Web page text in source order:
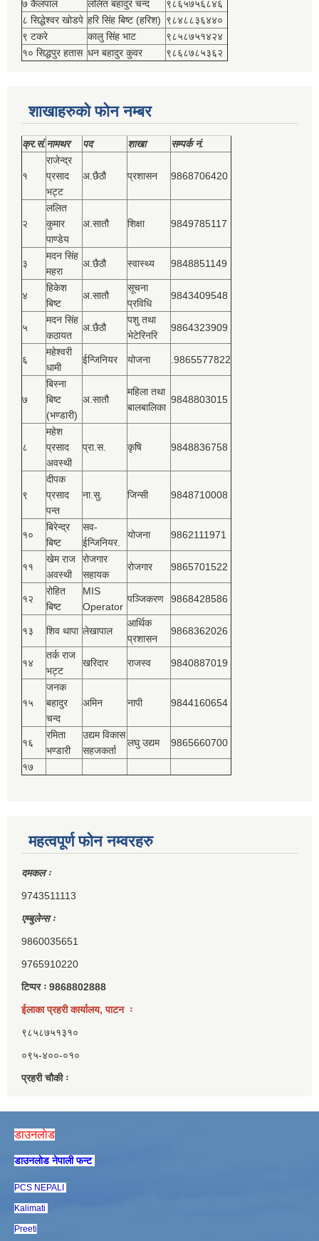
७ कैलपाल ललित बहादुर चन्द
९८६५७५६८४६
८ सिद्धेश्‍वर खोडपे हरि सिंह बिष्‍ट (हरिश) ९८४८८३६४४०
९ टकरे
कालु सिंह भाट
९८५८७५१४२४
१० सिद्धपुर हतास धन बहादुर कुवर ९८६८७८५३६२
शाखाहरुको फोन नम्बर
क्र.सं.नामथर पद शाखा सम्‍पर्क नं.
१
राजेन्द्र
प्रसाद
भट्ट
अ.छैठौ प्रशासन 9868706420
२
ललित
कुमार
पाण्डेय
अ.सातौ शिक्षा 9849785117
३
मदन सिंह
महरा
अ.छैठौ स्वास्थ्य 9848851149
४
हिकेश
बिष्‍ट
अ.सातौ
सूचना
प्रविधि
9843409548
५
मदन सिंह
कठायत
अ.छैठौ
पशु तथा
भेटेरिनरि
9864323909
६
महेश्‍वरी
धामी
ईन्जिनियर योजना .9865577822
७
बिस्‍ना
बिष्‍ट
(भण्डारी)
अ.सातौ
महिला तथा
बालबालिका
9848803015
८
महेश
प्रसाद
अवस्थी
प्रा.स. कृषि 9848836758
९
दीपक
प्रसाद
पन्त
ना.सु. जिन्सी 9848710008
१०
बिरेन्द्र
बिष्‍ट
सव-
ईन्जिनियर.
योजना 9862111971
११
खेम राज
अवस्थी
रोजगार
सहायक
रोजगार 9865701522
१२
रोहित
बिष्‍ट
MIS
Operator
पञ्‍जिकरण 9868428586
१३ शिव थापा लेखापाल
आर्थिक
प्रशासन
9868362026
१४
तर्क राज
भट्ट
खरिदार राजस्‍व 9840887019
१५
जनक
बहादुर
चन्द
अमिन नापी 9844160654
१६
रमिता
भण्डारी
उद्यम विकास
सहजकर्ता
लघु उद्यम 9865660700
१७
महत्वपूर्ण फोन नम्वरहरु
दमकल ः
9743511113
एम्बुलेन्स ः
9860035651
9765910220
टिप्पर ः 9868802888
ईलाका प्रहरी कार्यालय, पाटन ः
९८५८७५१३१०
०९५-४००-०१०
प्रहरी चौकी ः
डाउनलाेड
डाउनलाेड नेपाली फन्ट
PCS NEPALI
Kalimati
Preeti